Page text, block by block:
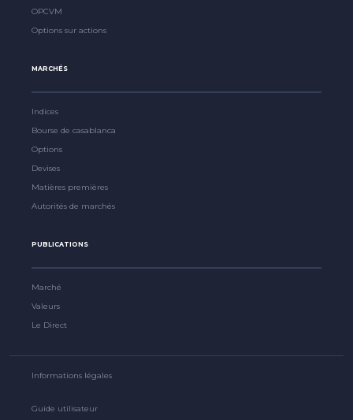
OPCVM
Options sur actions
MARCHÉS
Indices
Bourse de casablanca
Options
Devises
Matières premières
Autorités de marchés
PUBLICATIONS
Marché
Valeurs
Le Direct
Informations légales
Guide utilisateur